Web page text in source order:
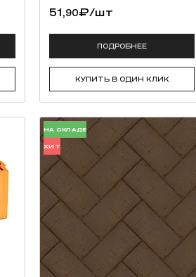
51,90₽/шт
ПОДРОБНЕЕ
КУПИТЬ В ОДИН КЛИК
НА СКЛАДЕ
ХИТ